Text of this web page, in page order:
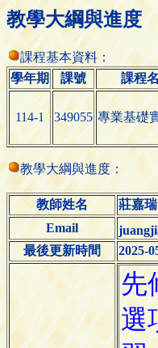
教學大綱與進度
課程基本資料：
學年期
課號 課程
114-1 349055 專業基礎
教學大綱與進度：
教師姓名
莊嘉瑞
Email
最後更新時間
2025-